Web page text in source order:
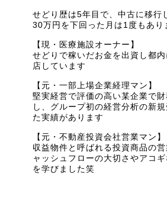
せどり歴は5年目で、中古に移行
30万円を下回った月は1度もあり
【現・医療施設オーナー】
せどりで稼いだお金を出資し都
店しています
【元・一部上場企業経理マン】
堅実経営で評価の高い某企業で
し、グループ初の経営分析の新
た実績があります
【元・不動産投資会社営業マン】
収益物件と呼ばれる投資商品の
ャッシュフローの大切さやアコ
を学びました笑